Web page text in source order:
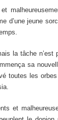
d’une jeune
la tâche n’est
sa
toutes les
et